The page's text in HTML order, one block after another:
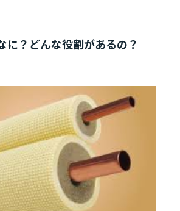
に？どんな役割があるの？